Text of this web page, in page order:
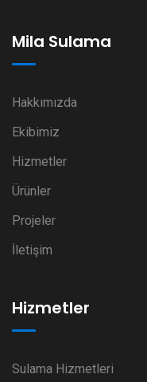
Mila Sulama
Hakkımızda
Ekibimiz
Hizmetler
Ürünler
Projeler
İletişim
Hizmetler
Sulama Hizmetleri